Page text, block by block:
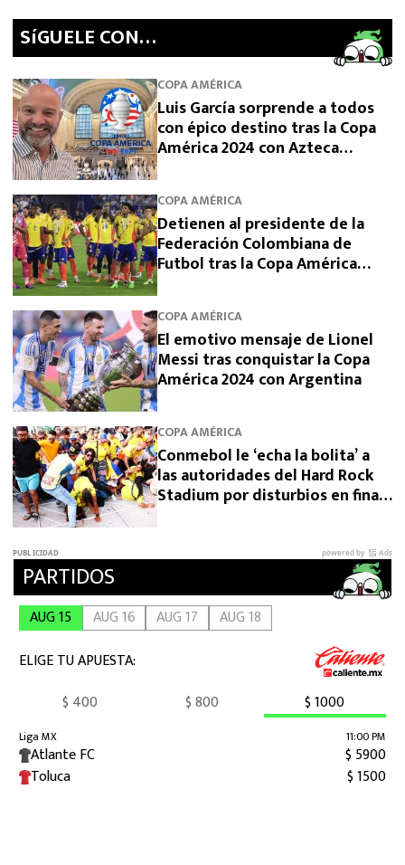
SíGUELE CON…
COPA AMÉRICA
Luis García sorprende a todos
con épico destino tras la Copa
América 2024 con Azteca
COPA AMÉRICA
Detienen al presidente de la
Federación Colombiana de
Futbol tras la Copa América
COPA AMÉRICA
El emotivo mensaje de Lionel
Messi tras conquistar la Copa
América 2024 con Argentina
COPA AMÉRICA
Conmebol le ‘echa la bolita’ a
las autoridades del Hard Rock
Stadium por disturbios en final